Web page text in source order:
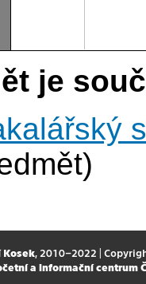
je
Kosek, 2010–2022 |
a informační centrum